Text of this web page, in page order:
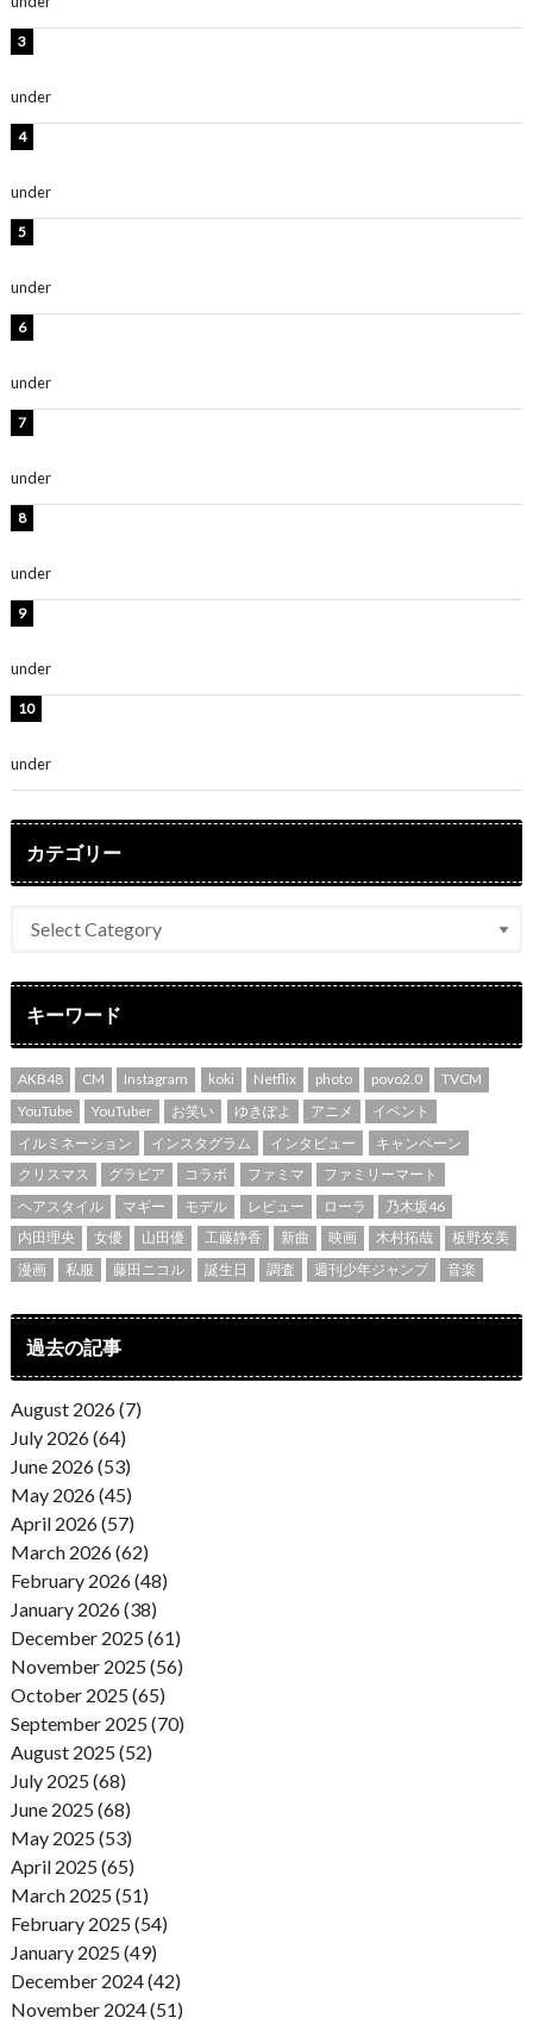
under
under
under
under
under
under
under
under
カテゴリー
キーワード
AKB48 CM Instagram koki Netflix photo povo2.0
TVCM
YouTube
YouTuber お笑い ゆきぽよ アニメ
イベント
イルミネーション
インスタグラム インタビュー
キャンペーン
クリスマス
グラビア コラボ ファミマ
ファミリーマート
ヘアスタイル
マギー モデル レビュー ローラ
乃木坂46
内田理央
女優 山田優 工藤静香 新曲 映画 木村拓哉
板野友美
漫画
私服 藤田ニコル 誕生日 調査 週刊少年ジャンプ 音楽
過去の記事
August 2026 (7)
July 2026 (64)
June 2026 (53)
May 2026 (45)
April 2026 (57)
March 2026 (62)
February 2026 (48)
January 2026 (38)
December 2025 (61)
November 2025 (56)
October 2025 (65)
September 2025 (70)
August 2025 (52)
July 2025 (68)
June 2025 (68)
May 2025 (53)
April 2025 (65)
March 2025 (51)
February 2025 (54)
January 2025 (49)
December 2024 (42)
November 2024 (51)